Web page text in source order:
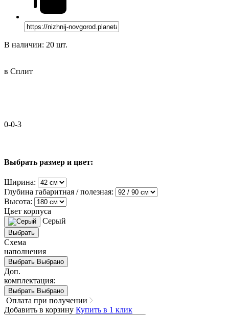
В наличии: 20 шт.
в Сплит
0-0-3
Выбрать размер и цвет:
Ширина:
Глубина габаритная / полезная:
Высота:
Цвет корпуса
Серый
Выбрать
Схема
наполнения
Выбрать Выбрано
Доп.
комплектация:
Выбрать Выбрано
Оплата при получении
Добавить в корзину Купить в 1 клик